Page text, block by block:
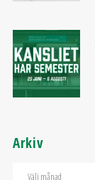
Arkiv